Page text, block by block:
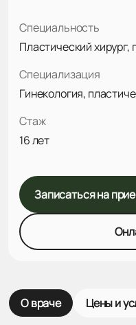
Специальность
Пластический хирург,
Специализация
Гинекология,
Стаж
16 лет
Записаться на
О враче Цены и